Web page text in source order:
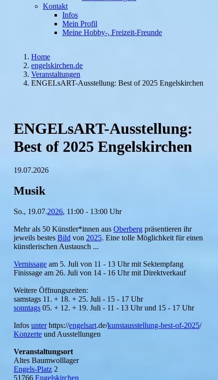
Kontakt
Infos
Mein Profil
Meine Hobby-, Freizeit-Freunde
Home
engelskirchen.de
Veranstaltungen
ENGELsART-Ausstellung: Best of 2025 Engelskirchen
ENGELsART-Ausstellung:
Best of 2025 Engelskirchen
19.07.2026
Musik
So., 19.07.2026, 11:00 - 13:00 Uhr
Mehr als 50 Künstler*innen aus Oberberg präsentieren ihr
jeweils bestes Bild von 2025. Eine tolle Möglichkeit für einen
künstlerischen Austausch ...
Vernissage am 5. Juli von 11 - 13 Uhr mit Sektempfang
Finissage am 26. Juli von 14 - 16 Uhr mit Direktverkauf
Weitere Öffnungszeiten:
samstags 11. + 18. + 25. Juli - 15 - 17 Uhr
sonntags 05. + 12. + 19. Juli - 11 - 13 Uhr und 15 - 17 Uhr
Infos unterhttps://engelsart.de/kunstausstellung-best-of-2025/
Konzerte und Ausstellungen
Veranstaltungsort
Altes Baumwolllager
Engels-Platz 2
51766 Engelskirchen